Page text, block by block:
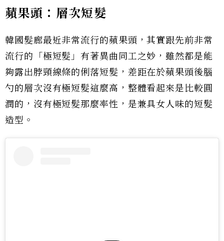
蘋果頭：層次短髮
韓國髮廊最近非常流行的蘋果頭，其實跟先前非常
流行的「極短髮」有著異曲同工之妙，雖然都是能
夠露出脖頸線條的俐落短髮，差距在於蘋果頭後腦
勺的層次沒有極短髮這麼高，整體看起來是比較圓
潤的，沒有極短髮那麼率性，是兼具女人味的短髮
造型。